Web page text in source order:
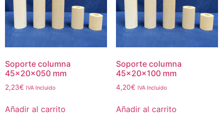
Soporte columna
45x20x050 mm
2,23€ IVA Incluido
Añadir al carrito
Soporte columna
45x20x100 mm
4,20€ IVA Incluido
Añadir al carrito